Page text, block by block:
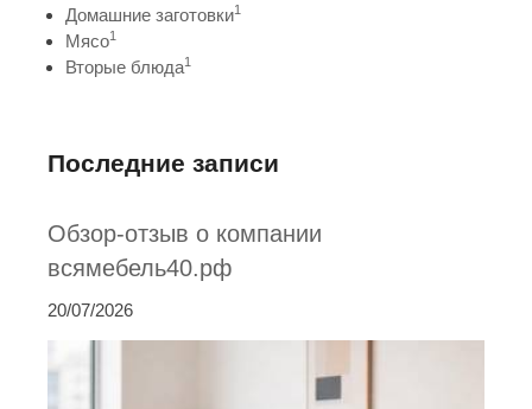
Домашние заготовки1
Мясо1
Вторые блюда1
Последние записи
Обзор-отзыв о компании
всямебель40.рф
20/07/2026